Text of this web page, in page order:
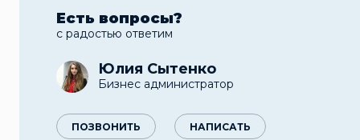
Есть вопросы?
с радостью ответим
Юлия Сытенко
Бизнес администратор
ПОЗВОНИТЬ НАПИСАТЬ